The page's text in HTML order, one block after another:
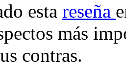
esta reseña
más
contras.